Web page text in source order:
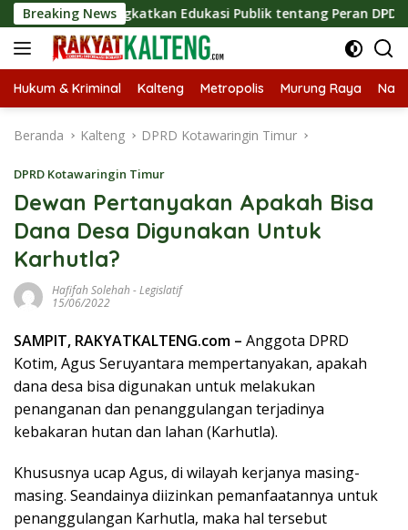
Langsung
ke
konten
Breaking News
Tingkatkan Edukasi Publik tentang Peran DPD RI
Hukum & Kriminal Kalteng Metropolis Murung Raya
Beranda Kalteng DPRD Kotawaringin Timur
DPRD Kotawaringin Timur
Dewan Pertanyakan Apakah Bisa
Dana Desa Digunakan Untuk
Karhutla?
Hafifah Solehah -Legislatif
15/06/2022
SAMPIT, RAKYATKALTENG.com – Anggota DPRD
Kotim, Agus Seruyantara mempertanyakan, apakah
dana desa bisa digunakan untuk melakukan
penanganan dan penanggulangan terjadinya
kebakaran hutan dan lahan (Karhutla).
Khususnya ucap Agus, di wilayah kerjanya masing-
masing. Seandainya diizinkan pemanfaatannya untuk
penanggulangan Karhutla, maka hal tersebut